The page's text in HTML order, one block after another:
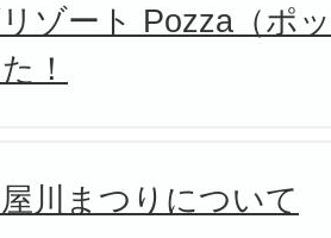
リゾート Pozza（ポ
！
川まつりについて